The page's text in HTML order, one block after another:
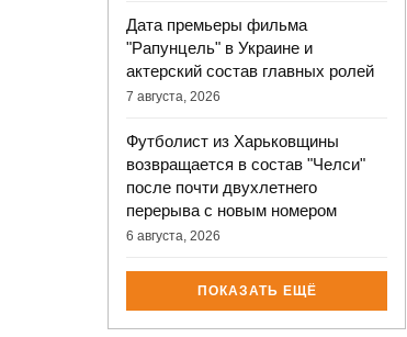
Дата премьеры фильма
"Рапунцель" в Украине и
актерский состав главных ролей
7 августа, 2026
Футболист из Харьковщины
возвращается в состав "Челси"
после почти двухлетнего
перерыва с новым номером
6 августа, 2026
ПОКАЗАТЬ ЕЩЁ